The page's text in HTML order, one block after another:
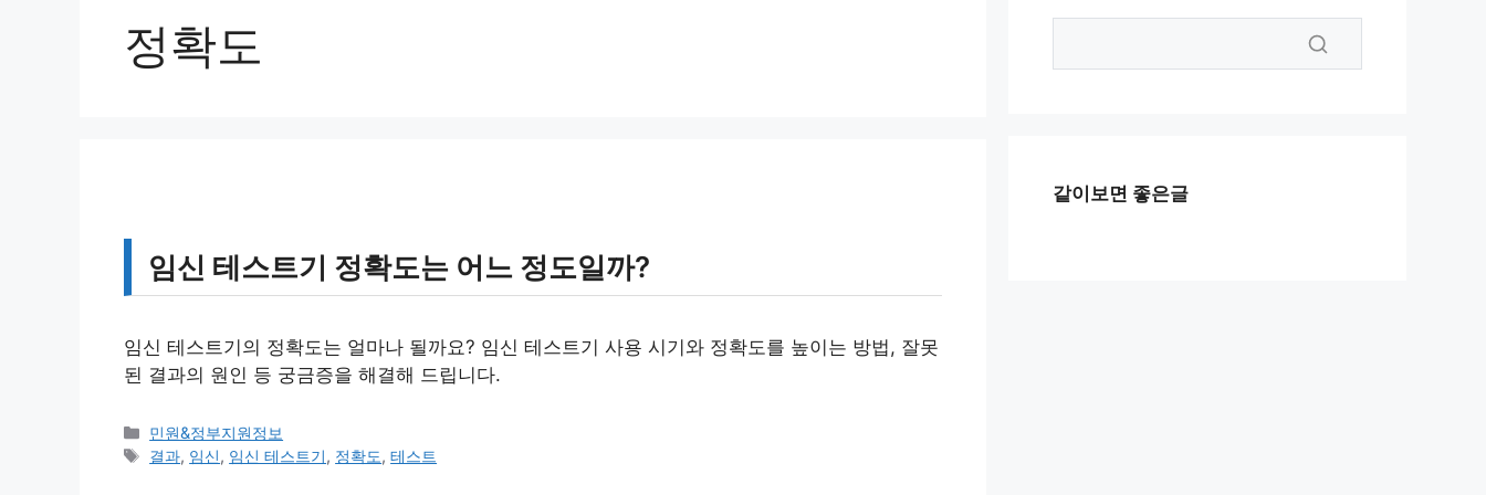
정확도
임신 테스트기 정확도는 어느 정도일까?
임신 테스트기의 정확도는 얼마나 될까요? 임신 테스트기 사용 시기와 정확도를 높이는 방법, 잘못
된 결과의 원인 등 궁금증을 해결해 드립니다.
카
테
민원&정부지원정보
태
결과, 임신, 임신 테스트기, 정확도,테스트
같이보면 좋은글